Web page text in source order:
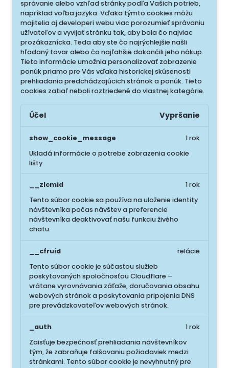
správanie alebo vzhľad stránky podľa Vašich potrieb,
napríklad voľba jazyka. Vďaka týmto cookies môžu
majitelia aj developeri webu viac porozumieť správaniu
užívateľov a vyvijať stránku tak, aby bola čo najviac
prozákaznícka. Teda aby ste čo najrýchlejšie našli
hľadaný tovar alebo čo najľahšie dokončili jeho nákup.
Tieto informácie umožnia personalizovať zobrazenie
ponúk priamo pre Vás vďaka historickej skúsenosti
prehliadania predchádzajúcich stránok a ponúk. Tieto
cookies zatiaľ neboli roztriedené do vlastnej kategórie.
Účel Vypršanie
show_cookie_message
Ukladá informácie o potrebe zobrazenia cookie
lišty
1 rok
__zlcmid
Tento súbor cookie sa používa na uloženie identity
návštevníka počas návštev a preferencie
návštevníka deaktivovať našu funkciu živého
chatu.
1 rok
__cfruid
Tento súbor cookie je súčasťou služieb
poskytovaných spoločnosťou Cloudflare –
vrátane vyrovnávania záťaže, doručovania obsahu
webových stránok a poskytovania pripojenia DNS
pre prevádzkovateľov webových stránok.
relácie
_auth
Zaisťuje bezpečnosť prehliadania návštevníkov
tým, že zabraňuje falšovaniu požiadaviek medzi
stránkami. Tento súbor cookie je nevyhnutný pre
1 rok